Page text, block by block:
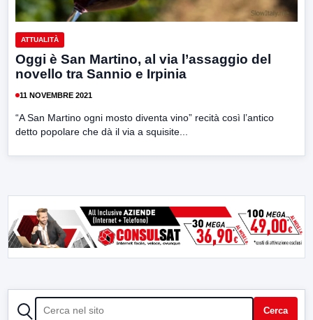
ATTUALITÀ
Oggi è San Martino, al via l’assaggio del
novello tra Sannio e Irpinia
11 NOVEMBRE 2021
“A San Martino ogni mosto diventa vino” recità così l’antico
detto popolare che dà il via a squisite...
CERCA Cerca